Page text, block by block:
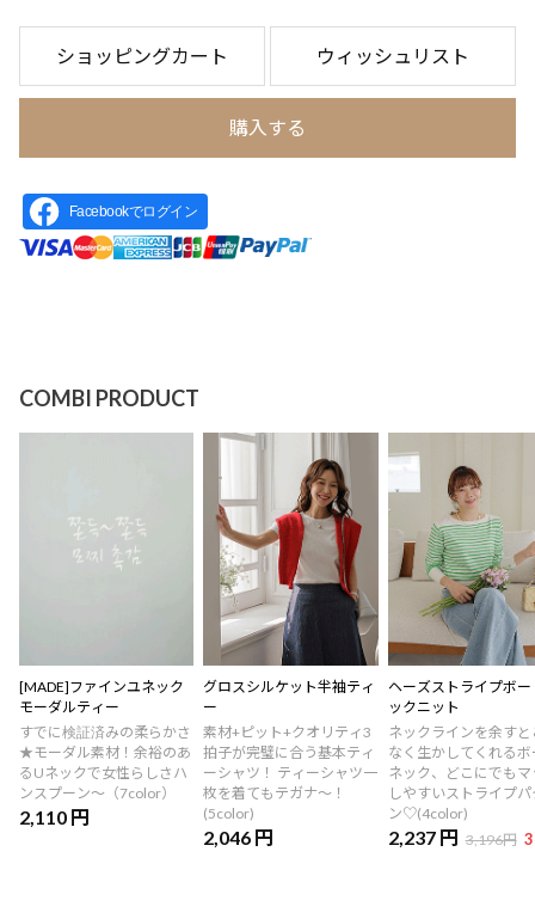
ショッピングカート ウィッシュリスト
購入する
Facebookでログイン
COMBI PRODUCT
[MADE]ファインユネック
モーダルティー
すでに検証済みの柔らかさ
★モーダル素材！余裕のあ
るUネックで女性らしさハ
ンスプーン〜（7color）
2,110 円
グロスシルケット半袖ティ
ー
素材+ピット+クオリティ3
拍子が完璧に合う基本ティ
ーシャツ！ ティーシャツ一
枚を着てもテガナ〜！
(5color)
2,046 円
ヘーズストライプボー
ックニット
ネックラインを余すと
なく生かしてくれるボ
ネック、どこにでもマ
しやすいストライプパ
ン♡(4color)
2,237 円 3,196円